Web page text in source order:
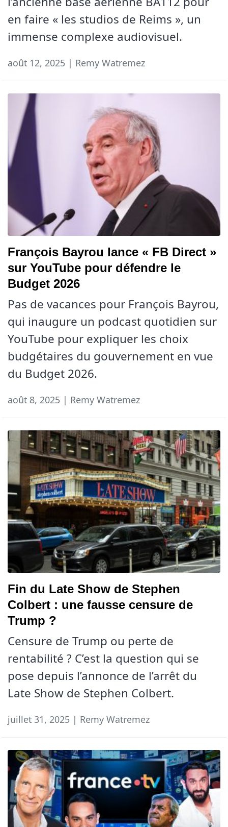
en faire « les studios de Reims », un
immense complexe audiovisuel.
août 12, 2025 | Remy Watremez
François Bayrou lance « FB Direct »
sur YouTube pour défendre le
Budget 2026
Pas de vacances pour François Bayrou,
qui inaugure un podcast quotidien sur
YouTube pour expliquer les choix
budgétaires du gouvernement en vue
du Budget 2026.
août 8, 2025 | Remy Watremez
Fin du Late Show de Stephen
Colbert : une fausse censure de
Trump ?
Censure de Trump ou perte de
rentabilité ? C’est la question qui se
pose depuis l’annonce de l’arrêt du
Late Show de Stephen Colbert.
juillet 31, 2025 | Remy Watremez